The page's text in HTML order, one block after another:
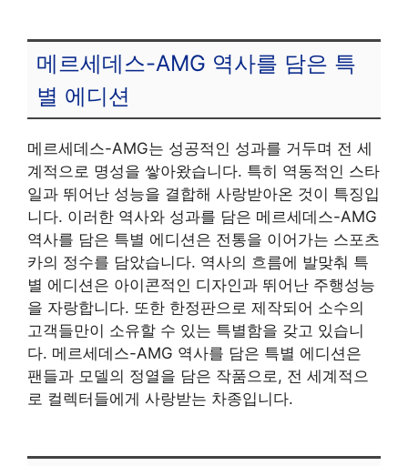
메르세데스-AMG 역사를 담은 특
별 에디션
메르세데스-AMG는 성공적인 성과를 거두며 전 세
계적으로 명성을 쌓아왔습니다. 특히 역동적인 스타
일과 뛰어난 성능을 결합해 사랑받아온 것이 특징입
니다. 이러한 역사와 성과를 담은 메르세데스-AMG
역사를 담은 특별 에디션은 전통을 이어가는 스포츠
카의 정수를 담았습니다. 역사의 흐름에 발맞춰 특
별 에디션은 아이콘적인 디자인과 뛰어난 주행성능
을 자랑합니다. 또한 한정판으로 제작되어 소수의
고객들만이 소유할 수 있는 특별함을 갖고 있습니
다. 메르세데스-AMG 역사를 담은 특별 에디션은
팬들과 모델의 정열을 담은 작품으로, 전 세계적으
로 컬렉터들에게 사랑받는 차종입니다.